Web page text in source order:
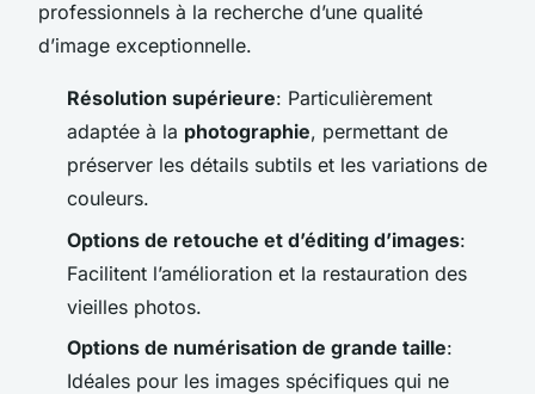
professionnels à la recherche d’une qualité
d’image exceptionnelle.
Résolution supérieure: Particulièrement
adaptée à la photographie, permettant de
préserver les détails subtils et les variations de
couleurs.
Options de retouche et d’éditing d’images:
Facilitent l’amélioration et la restauration des
vieilles photos.
Options de numérisation de grande taille:
Idéales pour les images spécifiques qui ne